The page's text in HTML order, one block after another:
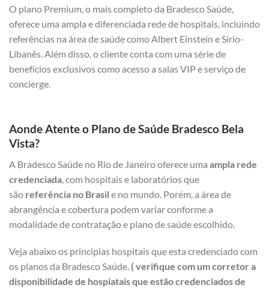
O plano Premium, o mais completo da Bradesco Saúde,
oferece uma ampla e diferenciada rede de hospitais, incluindo
referências na área de saúde como Albert Einstein e Sírio-
Libanês. Além disso, o cliente conta com uma série de
benefícios exclusivos como acesso a salas VIP e serviço de
concierge.
Aonde Atente o Plano de Saúde Bradesco Bela
Vista?
A Bradesco Saúde no Rio de Janeiro oferece uma ampla rede
credenciada , com hospitais e laboratórios que
são referência no Brasil e no mundo. Porém, a área de
abrangência e cobertura podem variar conforme a
modalidade de contratação e plano de saúde escolhido.
Veja abaixo os principias hospitais que esta credenciado com
os planos da Bradesco Saúde. ( verifique com um corretor a
disponibilidade de hospiatais que estão credenciados de